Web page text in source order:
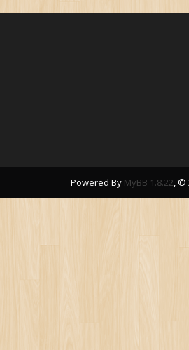
Powered By MyBB 1.8.22, ©